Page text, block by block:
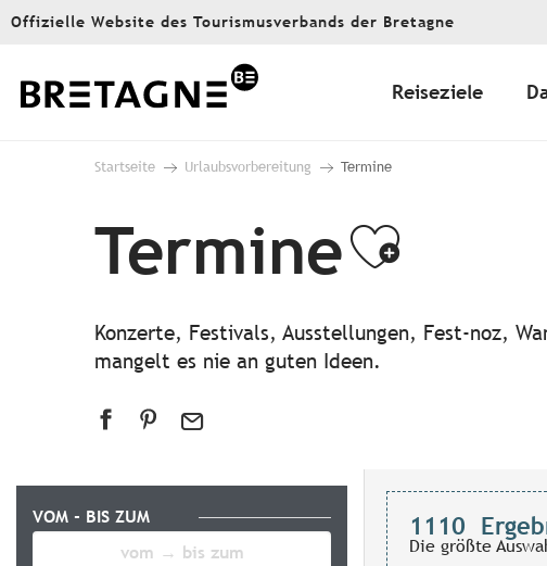
Aller
principal
Offizielle Website des Tourismusverbands der Bretagne
Reiseziele
Startseite Urlaubsvorbereitung Termine
Termine
Konzerte, Festivals, Ausstellungen, Fest-noz,
mangelt es nie an guten Ideen.
VOM - BIS ZUM 1110
Die größte